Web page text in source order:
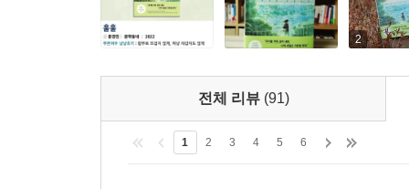
괜찮다고.
촉촉하고 따스한 손이 백 마디의 말, 천 개의 눈빛
_작가의 말에서
2
전체 리뷰 (91)
1 2 3 4 5 6